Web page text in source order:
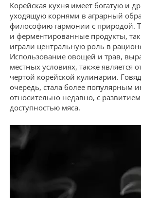
Корейская кухня имеет богатую и
уходящую корнями в аграрный
философию гармонии с природой.
и ферментированные продукты,
играли центральную роль в
Использование овощей и трав,
местных условиях, также является
чертой корейской кулинарии.
очередь, стала более популярным
относительно недавно, с
доступностью мяса.